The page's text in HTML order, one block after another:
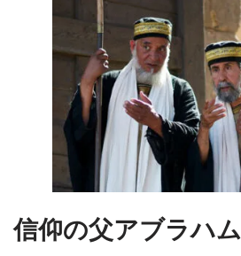
信仰の父アブラハム